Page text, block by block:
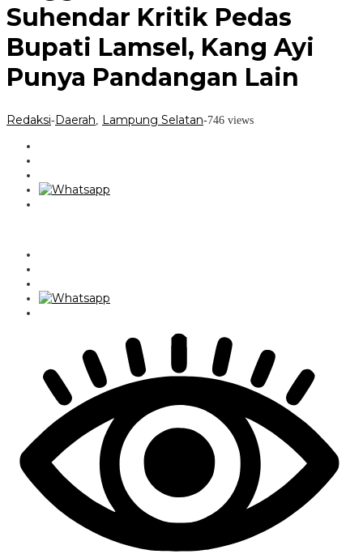
Suhendar Kritik Pedas
Bupati Lamsel, Kang Ayi
Punya Pandangan Lain
Redaksi-Daerah Lampung Selatan-746 views